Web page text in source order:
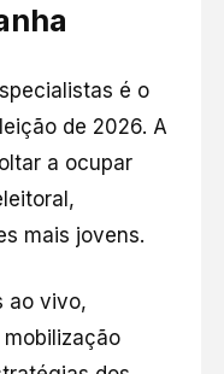
é o
de 2026. A
a ocupar
mais jovens.
ao vivo,